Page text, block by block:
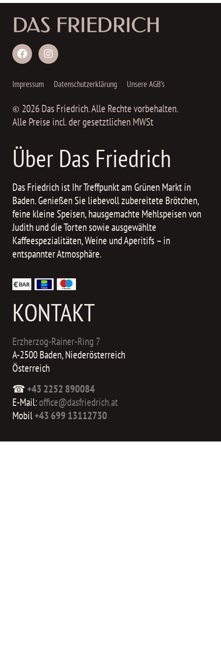
Impressum Datenschutzerklärung Unsere AGB’s
© 2026 Das Friedrich. Alle Rechte vorbehalten.
Alle Preise incl. der gesetztlichen MWSt
Über Das Friedrich
Das Friedrich ist Ihr Treffpunkt am Grünen Markt in
Baden. Genießen Sie liebevoll zubereitete Brötchen,
feine kleine Speisen, hausgemachte Mehlspeisen von
Judith und die Torten sowie ausgewählte
Kaffeespezialitäten, Weine und Aperitifs – in
entspannter Atmosphäre.
KONTAKT
Erzherzog-Rainer-Ring 7
A-2500 Baden, Niederösterreich
Österreich
☎ +43 2252 890084
E-Mail:office@dasfriedrich.at
Mobil+43 699 13112730